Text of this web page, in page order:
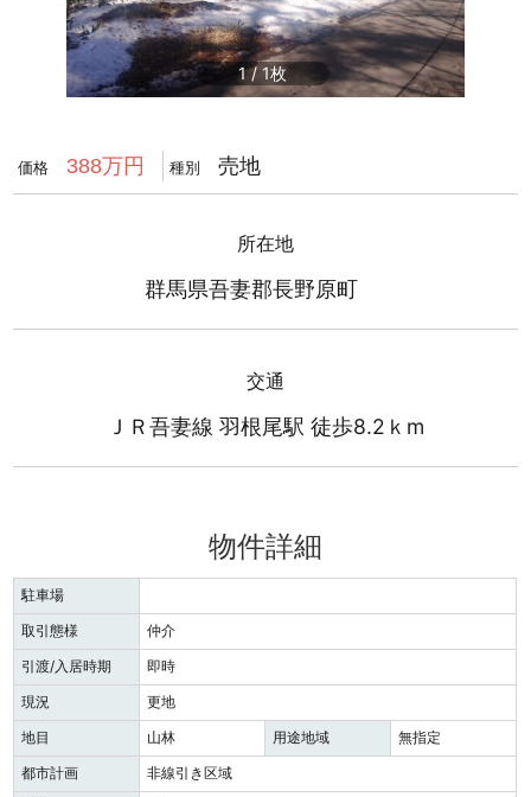
1/1
価格 388万円 種別 売地
所在地
群馬県吾妻郡長野原町
交通
ＪＲ吾妻線 羽根尾駅 徒歩8.2ｋm
物件詳細
駐車場
取引態様
仲介
引渡/入居時期
即時
現況
更地
地目
山林 用途地域
無指定
都市計画
非線引き区域